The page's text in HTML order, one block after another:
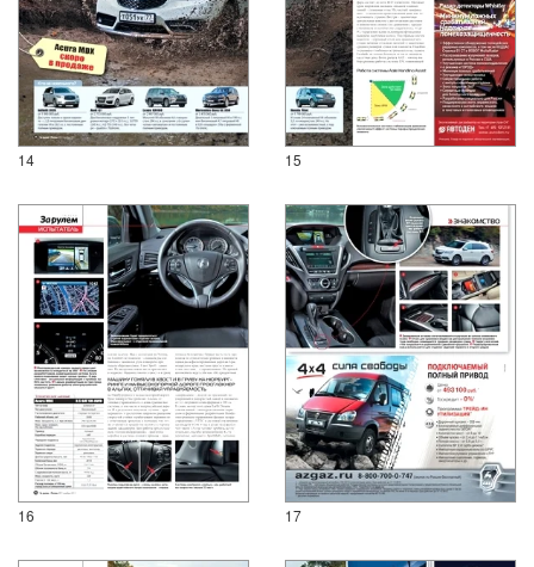
14 15
16 17